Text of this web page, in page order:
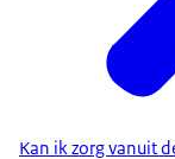
Kan ik zorg vanuit